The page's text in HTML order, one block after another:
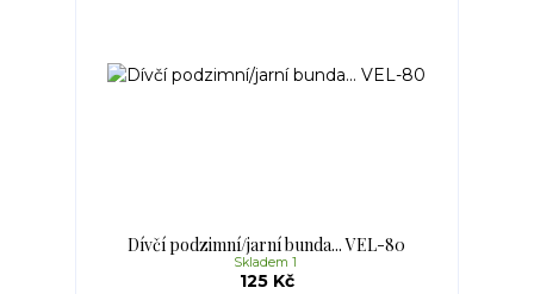
Dívčí podzimní/jarní bunda... VEL-80
125 Kč
Skladem 1